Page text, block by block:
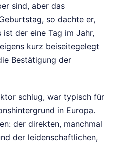
sind, aber das
so dachte er,
ist der eine Tag im Jahr,
kurz beiseitegelegt
Bestätigung der
schlug, war typisch für
in Europa.
der direkten, manchmal
der leidenschaftlichen,